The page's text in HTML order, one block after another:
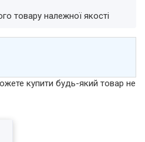
товару належної якості
купити будь-який товар не